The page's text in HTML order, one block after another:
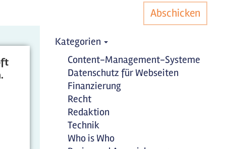
Abschicken
Kategorien
Content-Management-Systeme
Datenschutz für Webseiten
Finanzierung
Recht
Redaktion
Technik
Who is Who